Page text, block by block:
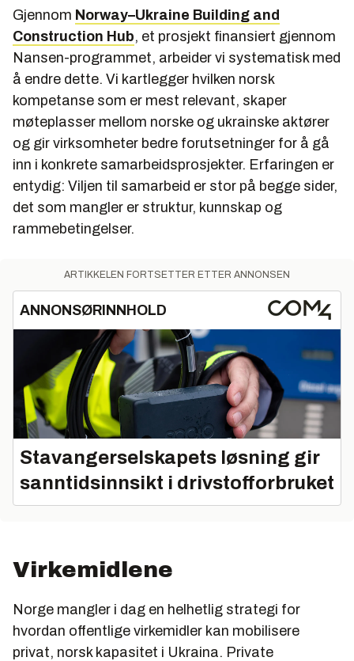
Gjennom Norway–Ukraine Building and
Construction Hub, et prosjekt finansiert gjennom
Nansen-programmet, arbeider vi systematisk med
å endre dette. Vi kartlegger hvilken norsk
kompetanse som er mest relevant, skaper
møteplasser mellom norske og ukrainske aktører
og gir virksomheter bedre forutsetninger for å gå
inn i konkrete samarbeidsprosjekter. Erfaringen er
entydig: Viljen til samarbeid er stor på begge sider,
det som mangler er struktur, kunnskap og
rammebetingelser.
ARTIKKELEN FORTSETTER ETTER ANNONSEN
ANNONSØRINNHOLD
Stavangerselskapets løsning gir
sanntidsinnsikt i drivstofforbruket
Virkemidlene
Norge mangler i dag en helhetlig strategi for
hvordan offentlige virkemidler kan mobilisere
privat, norsk kapasitet i Ukraina. Private